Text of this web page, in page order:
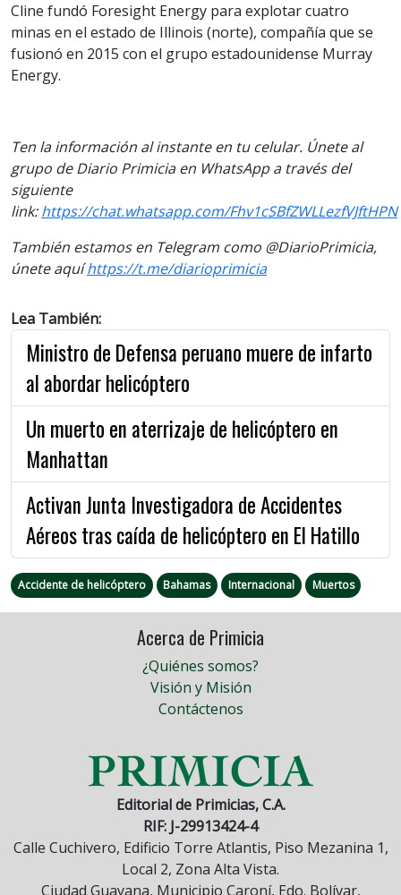
Cline fundó Foresight Energy para explotar cuatro
minas en el estado de Illinois (norte), compañía que se
fusionó en 2015 con el grupo estadounidense Murray
Energy.
Ten la información al instante en tu celular. Únete al
grupo de Diario Primicia en WhatsApp a través del
siguiente
link:https://chat.whatsapp.com/Fhv1cSBfZWLLezfVJftHPN
También estamos en Telegram como @DiarioPrimicia,
únete aquíhttps://t.me/diarioprimicia
Lea También:
Ministro de Defensa peruano muere de infarto
al abordar helicóptero
Un muerto en aterrizaje de helicóptero en
Manhattan
Activan Junta Investigadora de Accidentes
Aéreos tras caída de helicóptero en El Hatillo
Accidente de helicóptero Bahamas Internacional Muertos
Acerca de Primicia
¿Quiénes somos?
Visión y Misión
Contáctenos
Editorial de Primicias, C.A.
RIF: J-29913424-4
Calle Cuchivero, Edificio Torre Atlantis, Piso Mezanina 1,
Local 2, Zona Alta Vista.
Ciudad Guayana, Municipio Caroní, Edo. Bolívar,